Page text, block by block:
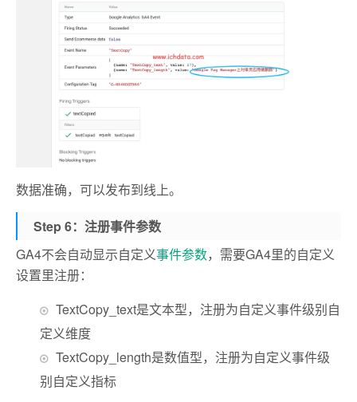
数据准确，可以发布到线上。
Step 6：注册事件参数
GA4不会自动显示自定义事件参数，需要GA4里的自定义
设置里注册：
TextCopy_text是文本型，注册为自定义事件级别自
定义维度
TextCopy_length是数值型，注册为自定义事件级
别自定义指标